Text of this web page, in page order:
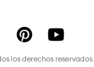
los derechos reservados.